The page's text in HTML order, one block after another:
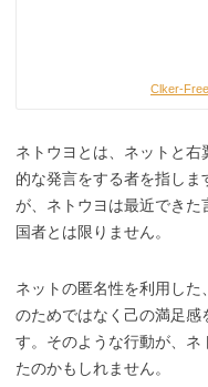
Clker-
ネトウヨとは、ネットと
的な発言をする者を指し
が、ネトウヨは最近できた
国者とは限りません。
ネットの匿名性を利用し
のためではなく己の満足感
す。そのような行動が、ネ
たのかもしれません。